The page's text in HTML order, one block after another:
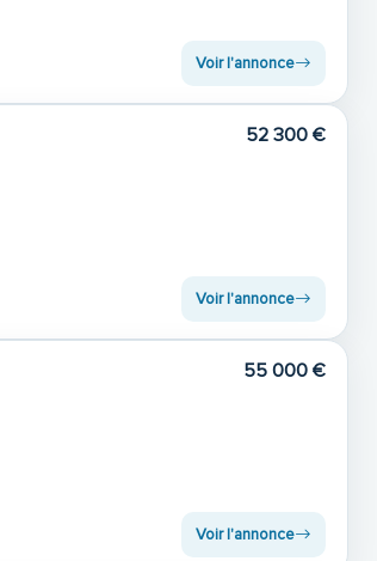
Voir l'annonce
52 300 €
Voir l'annonce
55 000 €
Voir l'annonce